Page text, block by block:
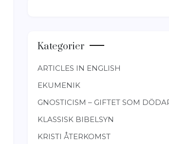
Kategorier
ARTICLES IN ENGLISH
EKUMENIK
GNOSTICISM – GIFTET SOM
KLASSISK BIBELSYN
KRISTI ÅTERKOMST